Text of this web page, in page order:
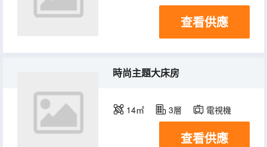
查看供應
時尚主題大床房
14㎡ 3層 電視機
查看供應